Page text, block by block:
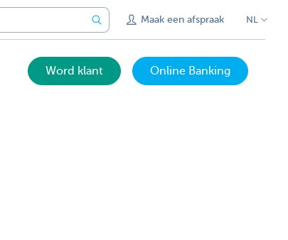
Maak een afspraak NL
Word klant Online Banking